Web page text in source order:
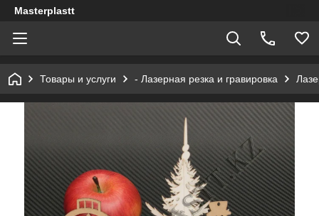
Masterplastt
Товары и услуги - Лазерная резка и гравировка